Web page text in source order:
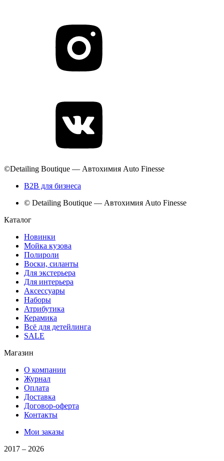
©Detailing Boutique — Автохимия Auto Finesse
B2B для бизнеса
© Detailing Boutique — Автохимия Auto Finesse
Каталог
Новинки
Мойка кузова
Полироли
Воски, силанты
Для экстерьера
Для интерьера
Аксессуары
Наборы
Атрибутика
Керамика
Всё для детейлинга
SALE
Магазин
О компании
Журнал
Оплата
Доставка
Договор-оферта
Контакты
Мои заказы
2017 – 2026